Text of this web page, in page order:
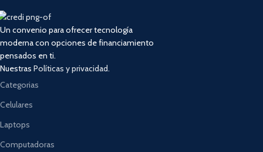
Un convenio para ofrecer tecnología
moderna con opciones de financiamiento
pensados en ti.
Nuestras Políticas y privacidad.
Categorias
Celulares
Laptops
Computadoras